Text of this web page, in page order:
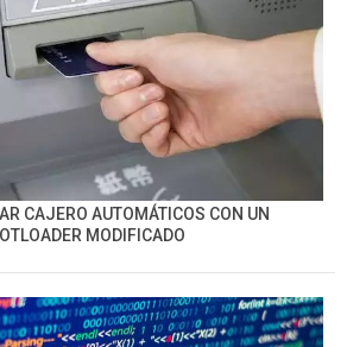
CAJERO AUTOMÁTICOS CON UN
MODIFICADO